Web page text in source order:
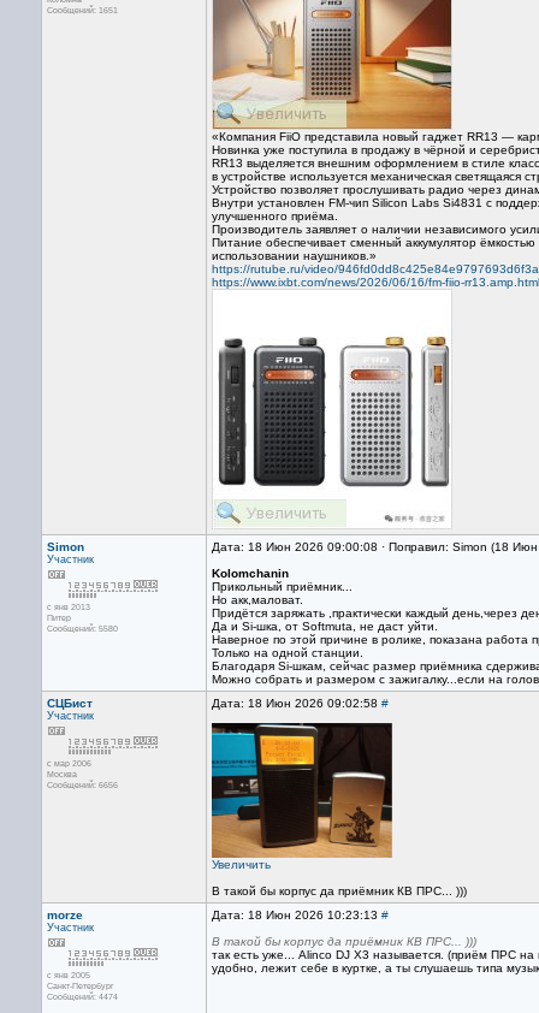
Сообщений: 1651
«Компания FiiO представила новый гаджет RR13 —
Новинка уже поступила в продажу в чёрной и
RR13 выделяется внешним оформлением в стиле
в устройстве используется механическая светящаяся
Устройство позволяет прослушивать радио через
Внутри установлен FM-чип Silicon Labs Si4831 с
улучшенного приёма.
Производитель заявляет о наличии независимого
Питание обеспечивает сменный аккумулятор
использовании наушников.»
https://rutube.ru/video/
https://www.ixbt.com/news/2026/06/16/fm-fiio-rr13.amp.html
Simon
Участник
с янв 2013
Питер
Сообщений: 5580
Дата: 18 Июн 2026 09:00:08 · Поправил: Simon (18
Kolomchanin
Прикольный приёмник...
Но акк,маловат.
Придётся заряжать ,практически каждый день,через
Да и Si-шка, от Softmutа, не даст уйти.
Наверное по этой причине в ролике, показана работа
Только на одной станции.
Благодаря Si-шкам, сейчас размер приёмника
Можно собрать и размером с зажигалку...если на
СЦБист
Участник
с мар 2006
Москва
Сообщений: 6656
Дата: 18 Июн 2026 09:02:58 #
Увеличить
В такой бы корпус да приёмник КВ ПРС... )))
morze
Участник
с янв 2005
Санкт-Петербург
Сообщений: 4474
Дата: 18 Июн 2026 10:23:13 #
В такой бы корпус да приёмник КВ ПРС... )))
так есть уже... Alinco DJ X3 называется. (приём ПРС
удобно, лежит себе в куртке, а ты слушаешь типа